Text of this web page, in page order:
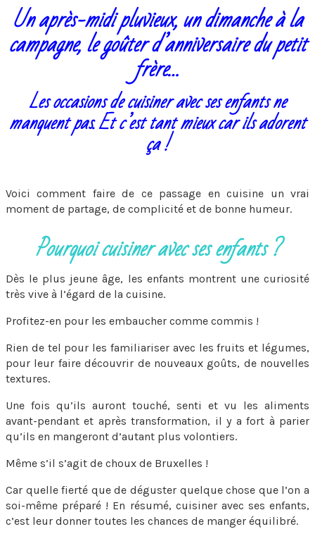
Un après-midi pluvieux, un dimanche à la
campagne, le goûter d’anniversaire du petit
frère…
Les occasions de cuisiner avec ses enfants ne
manquent pas.Et c’est tant mieux car ils adorent
ça !
Voici comment faire de ce passage en cuisine un vrai
moment de partage, de complicité et de bonne humeur.
Pourquoi cuisiner avec ses enfants ?
Dès le plus jeune âge, les enfants montrent une curiosité
très vive à l’égard de la cuisine.
Profitez-en pour les embaucher comme commis !
Rien de tel pour les familiariser avec les fruits et légumes,
pour leur faire découvrir de nouveaux goûts, de nouvelles
textures.
Une fois qu’ils auront touché, senti et vu les aliments
avant-pendant et après transformation, il y a fort à parier
qu’ils en mangeront d’autant plus volontiers.
Même s’il s’agit de choux de Bruxelles !
Car quelle fierté que de déguster quelque chose que l’on a
soi-même préparé ! En résumé, cuisiner avec ses enfants,
c’est leur donner toutes les chances de manger équilibré.